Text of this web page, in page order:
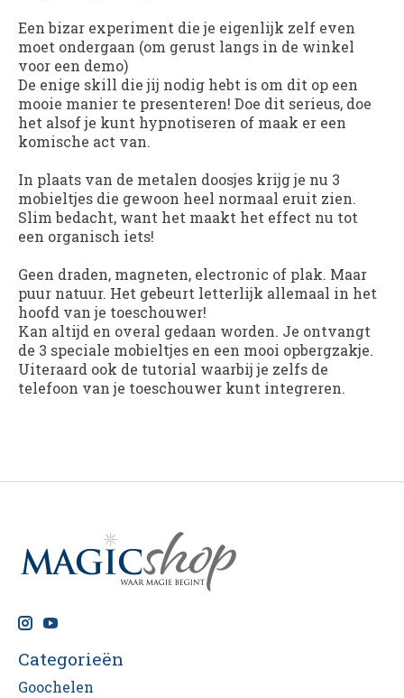
Een bizar experiment die je eigenlijk zelf even
moet ondergaan (om gerust langs in de winkel
voor een demo)
De enige skill die jij nodig hebt is om dit op een
mooie manier te presenteren! Doe dit serieus, doe
het alsof je kunt hypnotiseren of maak er een
komische act van.
In plaats van de metalen doosjes krijg je nu 3
mobieltjes die gewoon heel normaal eruit zien.
Slim bedacht, want het maakt het effect nu tot
een organisch iets!
Geen draden, magneten, electronic of plak. Maar
puur natuur. Het gebeurt letterlijk allemaal in het
hoofd van je toeschouwer!
Kan altijd en overal gedaan worden. Je ontvangt
de 3 speciale mobieltjes en een mooi opbergzakje.
Uiteraard ook de tutorial waarbij je zelfs de
telefoon van je toeschouwer kunt integreren.
Categorieën
Goochelen